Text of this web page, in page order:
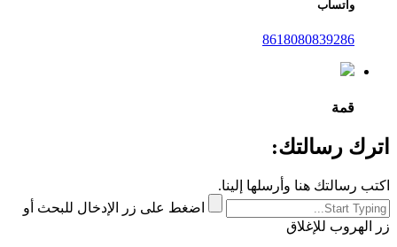
واتساب
8618080839286
قمة
اترك رسالتك:
اكتب رسالتك هنا وأرسلها إلينا.
اضغط على زر الإدخال للبحث أو
زر الهروب للإغلاق